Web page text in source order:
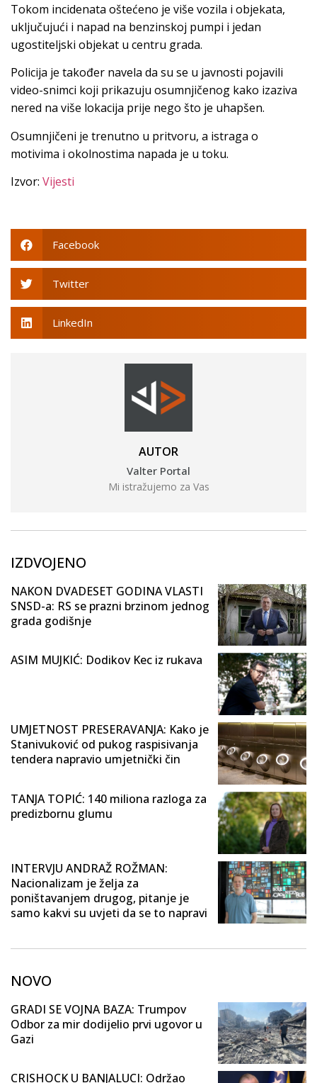
Tokom incidenata oštećeno je više vozila i objekata,
uključujući i napad na benzinskoj pumpi i jedan
ugostiteljski objekat u centru grada.
Policija je također navela da su se u javnosti pojavili
video-snimci koji prikazuju osumnjičenog kako izaziva
nered na više lokacija prije nego što je uhapšen.
Osumnjičeni je trenutno u pritvoru, a istraga o
motivima i okolnostima napada je u toku.
Izvor: Vijesti
Facebook
Twitter
LinkedIn
AUTOR
Valter Portal
Mi istražujemo za Vas
IZDVOJENO
NAKON DVADESET GODINA VLASTI
SNSD-a: RS se prazni brzinom jednog
grada godišnje
ASIM MUJKIĆ: Dodikov Kec iz rukava
UMJETNOST PRESERAVANJA: Kako je
Stanivuković od pukog raspisivanja
tendera napravio umjetnički čin
TANJA TOPIĆ: 140 miliona razloga za
predizbornu glumu
INTERVJU ANDRAŽ ROŽMAN:
Nacionalizam je želja za
poništavanjem drugog, pitanje je
samo kakvi su uvjeti da se to napravi
NOVO
GRADI SE VOJNA BAZA: Trumpov
Odbor za mir dodijelio prvi ugovor u
Gazi
CRISHOCK U BANJALUCI: Održao